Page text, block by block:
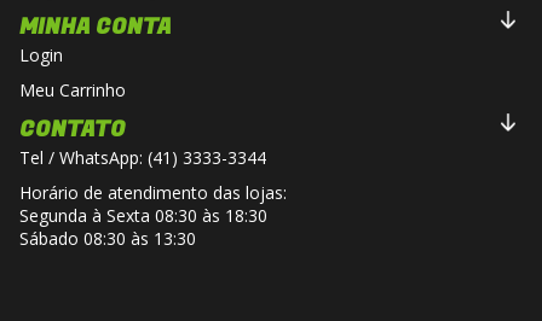
MINHA CONTA
Login
Meu Carrinho
CONTATO
Tel / WhatsApp: (41) 3333-3344
Horário de atendimento das lojas:
Segunda à Sexta 08:30 às 18:30
Sábado 08:30 às 13:30